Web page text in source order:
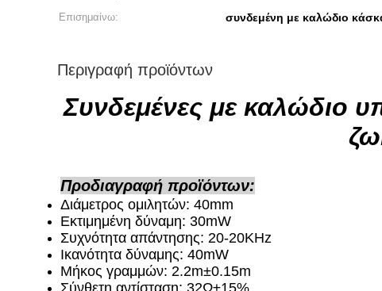
Επισημαίνω:
συνδεμένη με καλώδιο
Περιγραφή προϊόντων
Συνδεμένες με καλώδιο
Προδιαγραφή προϊόντων:
Διάμετρος ομιλητών: 40mm
Εκτιμημένη δύναμη: 30mW
Συχνότητα απάντησης: 20-20KHz
Ικανότητα δύναμης: 40mW
Μήκος γραμμών: 2.2m±0.15m
Σύνθετη αντίσταση: 32Ω±15%